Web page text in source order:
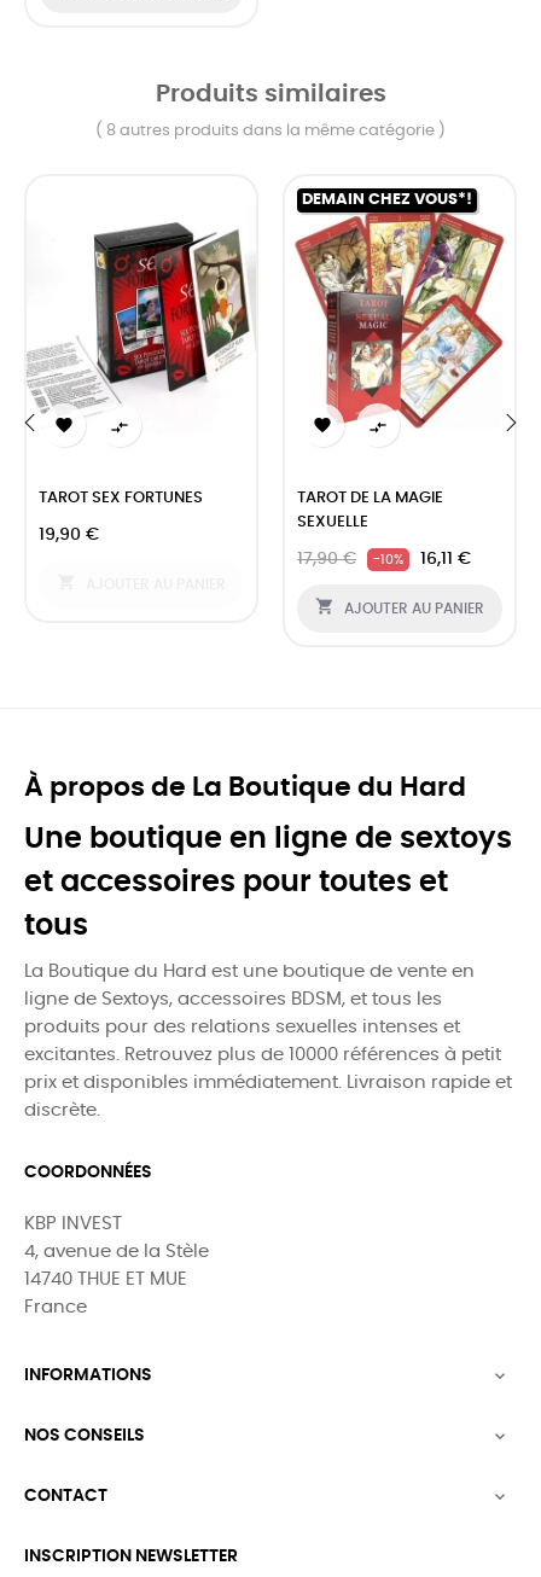
Produits similaires
( 8 autres produits dans la même catégorie )
 
TAROT SEX FORTUNES
19,90 €
DEMAIN CHEZ VOUS*!
 
TAROT DE LA MAGIE
SEXUELLE
17,90 € -10% 16,11 €
 AJOUTER AU PANIER
À propos de La Boutique du Hard
Une boutique en ligne de sextoys
et accessoires pour toutes et
tous
La Boutique du Hard est une boutique de vente en
ligne de Sextoys, accessoires BDSM, et tous les
produits pour des relations sexuelles intenses et
excitantes. Retrouvez plus de 10000 références à petit
prix et disponibles immédiatement. Livraison rapide et
discrète.
COORDONNÉES
KBP INVEST
4, avenue de la Stèle
14740 THUE ET MUE
France
INFORMATIONS 
NOS CONSEILS 
CONTACT 
INSCRIPTION NEWSLETTER